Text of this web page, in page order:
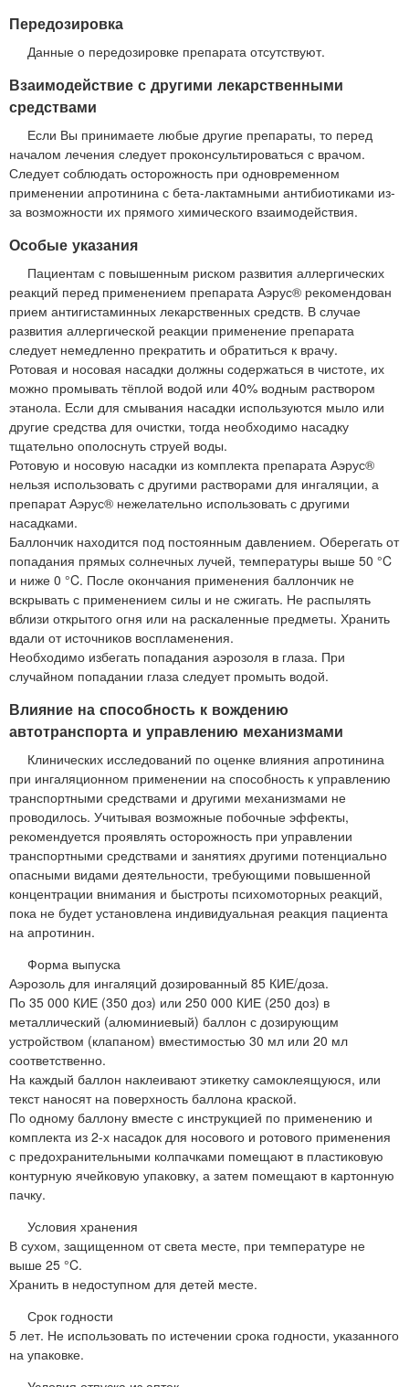
Передозировка
Данные о передозировке препарата отсутствуют.
Взаимодействие с другими лекарственными
средствами
Если Вы принимаете любые другие препараты, то перед
началом лечения следует проконсультироваться с врачом.
Следует соблюдать осторожность при одновременном
применении апротинина с бета-лактамными антибиотиками из-
за возможности их прямого химического взаимодействия.
Особые указания
Пациентам с повышенным риском развития аллергических
реакций перед применением препарата Аэрус® рекомендован
прием антигистаминных лекарственных средств. В случае
развития аллергической реакции применение препарата
следует немедленно прекратить и обратиться к врачу.
Ротовая и носовая насадки должны содержаться в чистоте, их
можно промывать тёплой водой или 40% водным раствором
этанола. Если для смывания насадки используются мыло или
другие средства для очистки, тогда необходимо насадку
тщательно ополоснуть струей воды.
Ротовую и носовую насадки из комплекта препарата Аэрус®
нельзя использовать с другими растворами для ингаляции, а
препарат Аэрус® нежелательно использовать с другими
насадками.
Баллончик находится под постоянным давлением. Оберегать от
попадания прямых солнечных лучей, температуры выше 50 °C
и ниже 0 °C. После окончания применения баллончик не
вскрывать с применением силы и не сжигать. Не распылять
вблизи открытого огня или на раскаленные предметы. Хранить
вдали от источников воспламенения.
Необходимо избегать попадания аэрозоля в глаза. При
случайном попадании глаза следует промыть водой.
Влияние на способность к вождению
автотранспорта и управлению механизмами
Клинических исследований по оценке влияния апротинина
при ингаляционном применении на способность к управлению
транспортными средствами и другими механизмами не
проводилось. Учитывая возможные побочные эффекты,
рекомендуется проявлять осторожность при управлении
транспортными средствами и занятиях другими потенциально
опасными видами деятельности, требующими повышенной
концентрации внимания и быстроты психомоторных реакций,
пока не будет установлена индивидуальная реакция пациента
на апротинин.
Форма выпуска
Аэрозоль для ингаляций дозированный 85 КИЕ/доза.
По 35 000 КИЕ (350 доз) или 250 000 КИЕ (250 доз) в
металлический (алюминиевый) баллон с дозирующим
устройством (клапаном) вместимостью 30 мл или 20 мл
соответственно.
На каждый баллон наклеивают этикетку самоклеящуюся, или
текст наносят на поверхность баллона краской.
По одному баллону вместе с инструкцией по применению и
комплекта из 2-х насадок для носового и ротового применения
с предохранительными колпачками помещают в пластиковую
контурную ячейковую упаковку, а затем помещают в картонную
пачку.
Условия хранения
В сухом, защищенном от света месте, при температуре не
выше 25 °C.
Хранить в недоступном для детей месте.
Срок годности
5 лет. Не использовать по истечении срока годности, указанного
на упаковке.